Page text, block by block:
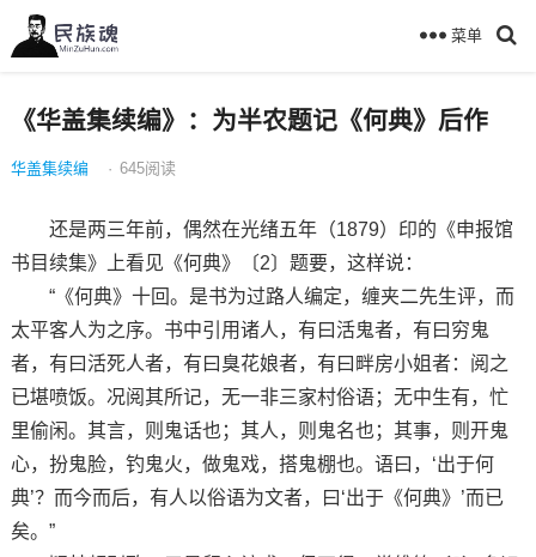
菜单
《华盖集续编》：为半农题记《何典》后作
华盖集续编 · 645阅读
还是两三年前，偶然在光绪五年（1879）印的《申报馆
书目续集》上看见《何典》〔2〕题要，这样说：
“《何典》十回。是书为过路人编定，缠夹二先生评，而
太平客人为之序。书中引用诸人，有曰活鬼者，有曰穷鬼
者，有曰活死人者，有曰臭花娘者，有曰畔房小姐者：阅之
已堪喷饭。况阅其所记，无一非三家村俗语；无中生有，忙
里偷闲。其言，则鬼话也；其人，则鬼名也；其事，则开鬼
心，扮鬼脸，钓鬼火，做鬼戏，搭鬼棚也。语曰，‘出于何
典’？而今而后，有人以俗语为文者，曰‘出于《何典》’而已
矣。”